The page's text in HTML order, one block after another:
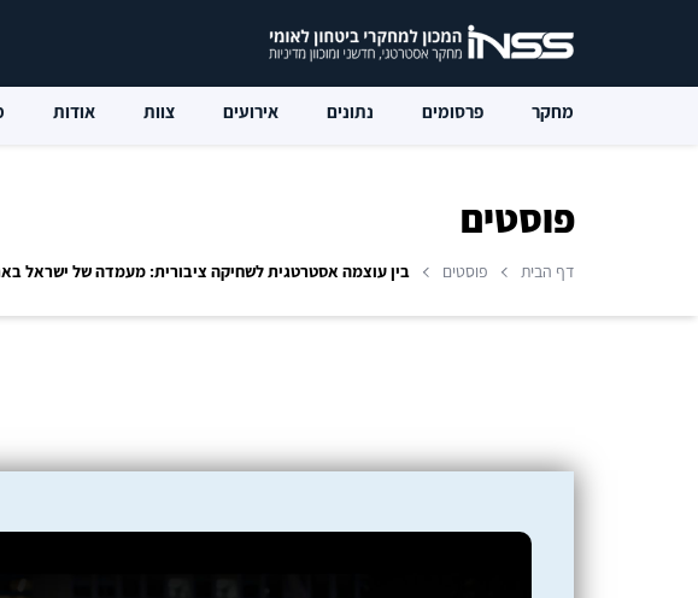
מחקר פרסומים נתונים אירועים צוות אודות
פוסטים
דף הבית פוסטים בין עוצמה אסטרטגית לשחיקה ציבורית: מעמדה של ישראל